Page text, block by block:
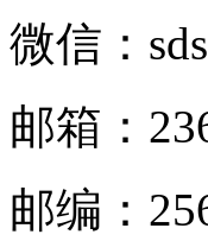
微信：
邮箱：
邮编：